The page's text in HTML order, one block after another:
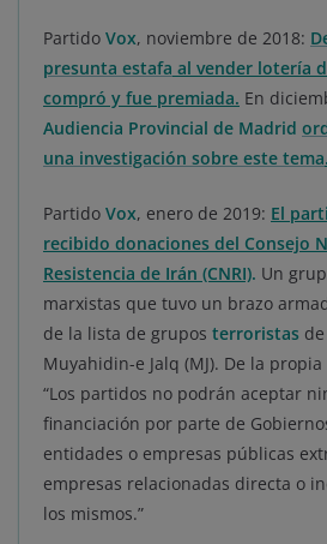
Partido Vox, noviembre de 2018:
presunta estafa al vender lotería
compró y fue premiada. En
Audiencia Provincial de Madrid
una investigación sobre este tema.
Partido Vox, enero de 2019: El
recibido donaciones del Consejo
Resistencia de Irán (CNRI). Un
marxistas que tuvo un brazo
de la lista de grupos terroristas
Muyahidin-e Jalq (MJ). De la propia
“Los partidos no podrán aceptar
financiación por parte de
entidades o empresas públicas
empresas relacionadas directa o
los mismos.”